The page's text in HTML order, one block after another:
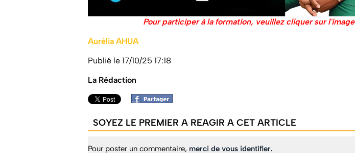
Pour participer à la formation, veuillez cliquer sur l'image
Aurélia AHUA
Publié le 17/10/25 17:18
La Rédaction
SOYEZ LE PREMIER A REAGIR A CET ARTICLE
Pour poster un commentaire, merci de vous identifier.